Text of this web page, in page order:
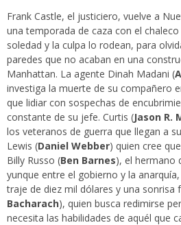
Frank Castle, el justiciero, vuelve a
una temporada de caza con el
soledad y la culpa lo rodean, para
paredes que no acaban en una
Manhattan. La agente Dinah Madani (
investiga la muerte de su compañero
que lidiar con sospechas de
constante de su jefe. Curtis (Jason R.
los veteranos de guerra que llegan a
Lewis (Daniel Webber) quien cree
Billy Russo (Ben Barnes), el hermano
yunque entre el gobierno y la
traje de diez mil dólares y una sonrisa
Bacharach), quien busca redimirse
necesita las habilidades de aquél que